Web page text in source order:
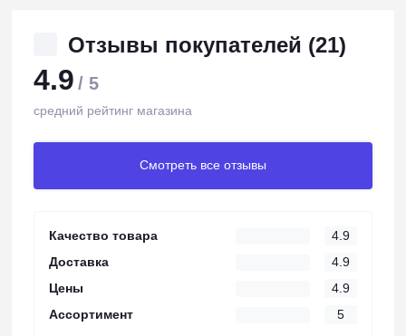
Отзывы покупателей (21)
4.9 / 5
средний рейтинг магазина
Смотреть все отзывы
Качество товара
4.9
Доставка
4.9
Цены
4.9
Ассортимент
5